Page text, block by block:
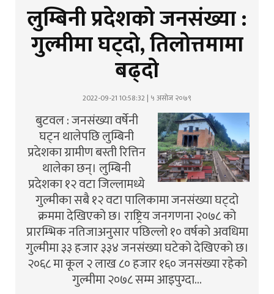
लुम्बिनी प्रदेशको जनसंख्या :
गुल्मीमा घट्दो, तिलोत्तमामा
बढ्दो
2022-09-21 10:58:32 | ५ असोज २०७९
बुटवल : जनसंख्या वर्षेनी
घट्न थालेपछि लुम्बिनी
प्रदेशका ग्रामीण बस्ती रित्तिन
थालेका छन्। लुम्बिनी
प्रदेशका १२ वटा जिल्लामध्ये
गुल्मीका सबै १२ वटा पालिकामा जनसंख्या घट्दो
क्रममा देखिएको छ। राष्ट्रिय जनगणना २०७८ को
प्रारम्भिक नतिजाअनुसार पछिल्लो १० वर्षको अवधिमा
गुल्मीमा ३३ हजार ३३४ जनसंख्या घटेको देखिएको छ।
२०६८ मा कूल २ लाख ८० हजार १६० जनसंख्या रहेको
गुल्मीमा २०७८ सम्म आइपुग्दा…